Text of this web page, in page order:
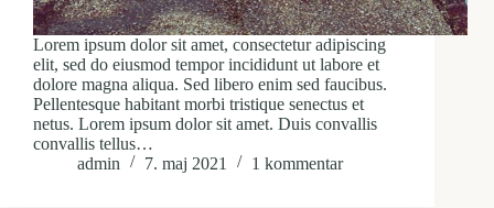
Lorem ipsum dolor sit amet, consectetur adipiscing
elit, sed do eiusmod tempor incididunt ut labore et
dolore magna aliqua. Sed libero enim sed faucibus.
Pellentesque habitant morbi tristique senectus et
netus. Lorem ipsum dolor sit amet. Duis convallis
convallis tellus…
admin
7. maj 2021 1 kommentar